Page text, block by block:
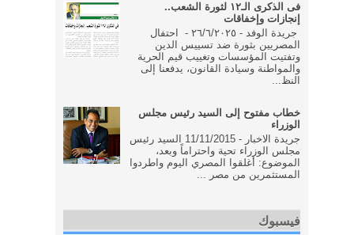
فى الذكرى الـ١٢ لثورة الشعب..
إنجازات وإخفاقات
جريدة الوفد - ٢٦/٦/٢٠٢٥ - احتفال
المصريين بثورة ضد تسييس الدين
وتفتيت المؤسسات وتغييب قيم الحرية
والمواطنة وسيادة القانون، يدفعنا إلى
النظ...
خطاب مفتوح إلى السيد رئيس مجلس
الوزراء
جريدة الاخبار - 11/11/2015 السيد رئيس
مجلس الوزراء تحية واحتراماً وبعد،
الموضوع: أغلقوا المصري اليوم واطردوا
المستثمرين من مصر ...
فيسبوك